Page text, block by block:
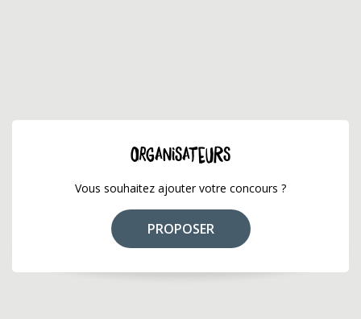
ORGANISATEURS
Vous souhaitez ajouter votre concours ?
PROPOSER